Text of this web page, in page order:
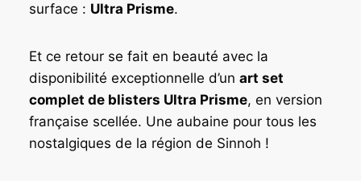
surface : Ultra Prisme.
Et ce retour se fait en beauté avec la
disponibilité exceptionnelle d’un art set
complet de blisters Ultra Prisme, en version
française scellée. Une aubaine pour tous les
nostalgiques de la région de Sinnoh !